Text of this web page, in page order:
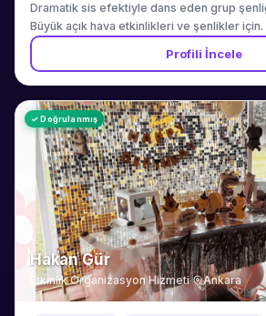
Dramatik sis efektiyle dans eden grup
Büyük açık hava etkinlikleri ve şenlikler için.
Profili İncele
✓ Doğrulanmış
Hakan Gür
Etkinlik Organizasyon Hizmeti· Ankara